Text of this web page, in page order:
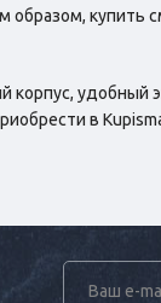
купить
корпус, удобный
в